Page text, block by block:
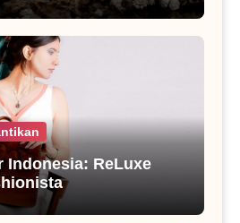
Indonesia: ReLuxe